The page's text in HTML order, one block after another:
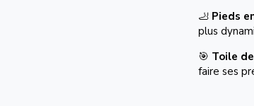
🦶 Pieds
plus
🎯 Toile
faire ses